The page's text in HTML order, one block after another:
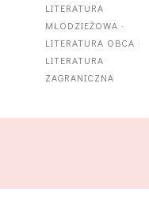
LITERATURA
MŁODZIEŻOWA ·
LITERATURA OBCA ·
LITERATURA
ZAGRANICZNA